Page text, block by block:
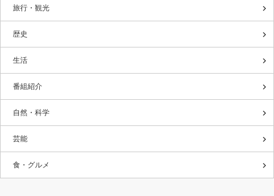
旅行・観光
歴史
生活
番組紹介
自然・科学
芸能
食・グルメ